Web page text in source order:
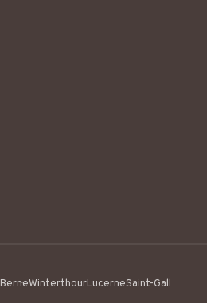
BerneWinterthourLucerneSaint-Gall